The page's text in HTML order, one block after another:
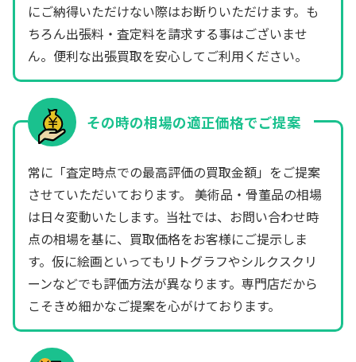
にご納得いただけない際はお断りいただけます。も
ちろん出張料・査定料を請求する事はございませ
ん。便利な出張買取を安心してご利用ください。
その時の相場の適正価格でご提案
常に「査定時点での最高評価の買取金額」をご提案
させていただいております。 美術品・骨董品の相場
は日々変動いたします。当社では、お問い合わせ時
点の相場を基に、買取価格をお客様にご提示しま
す。仮に絵画といってもリトグラフやシルクスクリ
ーンなどでも評価方法が異なります。専門店だから
こそきめ細かなご提案を心がけております。